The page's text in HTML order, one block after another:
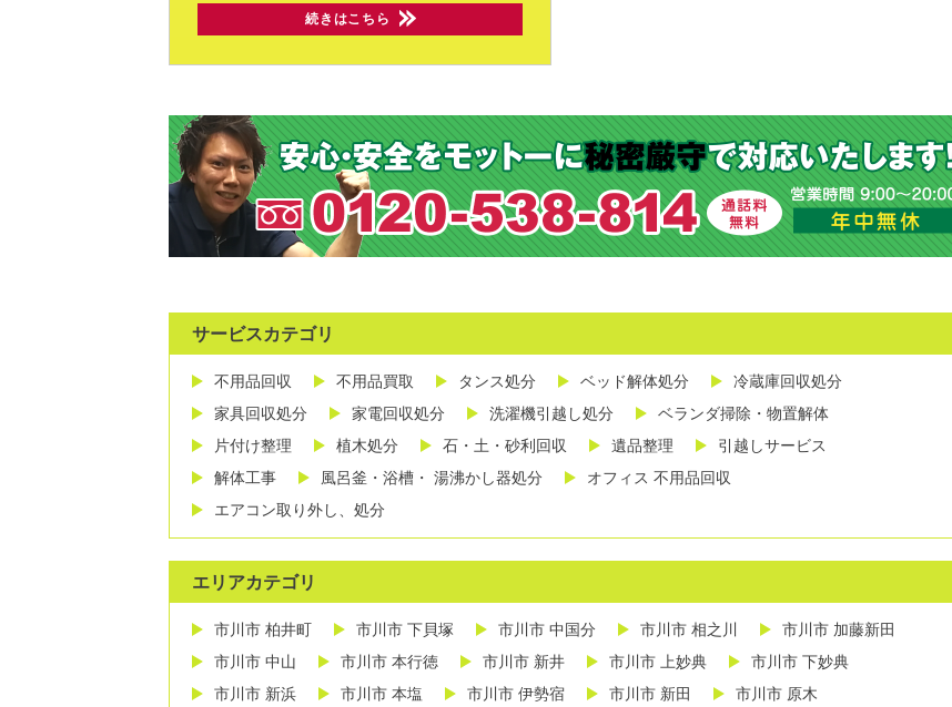
続きはこちら
サービスカテゴリ
不用品回収 不用品買取 タンス処分 ベッド解体処分
冷蔵庫回収処分
家具回収処分
家電回収処分 洗濯機引越し処分
ベランダ掃除・物置解体
片付け整理
植木処分 石・土・砂利回収 遺品整理
引越しサービス
解体工事
風呂釜・浴槽・ 湯沸かし器処分
オフィス 不用品回収
エアコン取り外し、処分
エリアカテゴリ
市川市 柏井町 市川市 下貝塚 市川市 中国分 市川市 相之川
市川市 加藤新田
市川市 中山
市川市 本行徳 市川市 新井 市川市 上妙典
市川市 下妙典
市川市 新浜
市川市 本塩 市川市 伊勢宿 市川市 新田
市川市 原木